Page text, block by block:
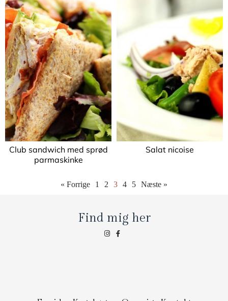
Club sandwich med sprød
parmaskinke
Salat nicoise
« Forrige 1 2 3 4 5 Næste »
Find mig her